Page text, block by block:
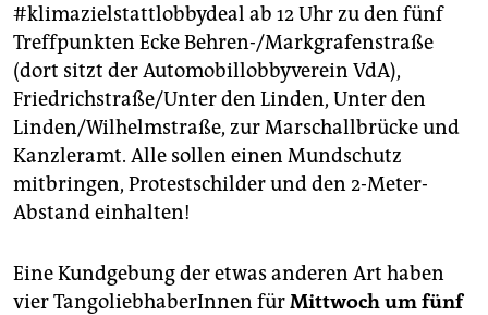
#klimazielstattlobbydeal ab 12 Uhr zu den fünf
Treffpunkten Ecke Behren-/Markgrafenstraße
(dort sitzt der Automobillobbyverein VdA),
Friedrichstraße/Unter den Linden, Unter den
Linden/Wilhelmstraße, zur Marschallbrücke und
Kanzleramt. Alle sollen einen Mundschutz
mitbringen, Protestschilder und den 2-Meter-
Abstand einhalten!
Eine Kundgebung der etwas anderen Art haben
vier TangoliebhaberInnen fürMittwoch um fünf